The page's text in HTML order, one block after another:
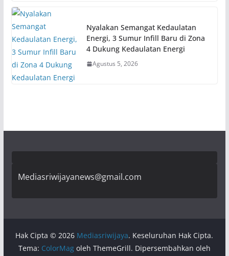
Nyalakan Semangat Kedaulatan
Energi, 3 Sumur Infill Baru di Zona
4 Dukung Kedaulatan Energi
Agustus 5, 2026
Mediasriwijayanews@gmail.com
Hak Cipta © 2026 Mediasriwijaya. Keseluruhan Hak Cipta.
Tema: ColorMagoleh ThemeGrill. Dipersembahkan oleh